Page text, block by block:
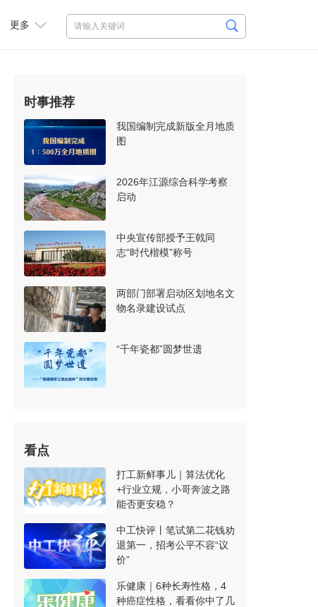
更多
时事推荐
我国编制完成新版全月地质
图
2026年江源综合科学考察
启动
中央宣传部授予王戟同
志“时代楷模”称号
两部门部署启动区划地名文
物名录建设试点
“千年瓷都”圆梦世遗
看点
打工新鲜事儿｜算法优化
+行业立规，小哥奔波之路
能否更安稳？
中工快评丨笔试第二花钱劝
退第一，招考公平不容“议
价”
乐健康｜6种长寿性格，4
种癌症性格，看看你中了几